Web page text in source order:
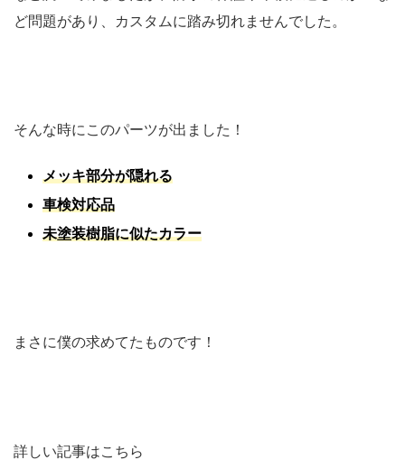
ど問題があり、カスタムに踏み切れませんでした。
そんな時にこのパーツが出ました！
メッキ部分が隠れる
車検対応品
未塗装樹脂に似たカラー
まさに僕の求めてたものです！
詳しい記事はこちら